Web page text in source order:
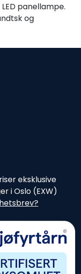
panellampe.
og
eksklusive
i Oslo (EXW)